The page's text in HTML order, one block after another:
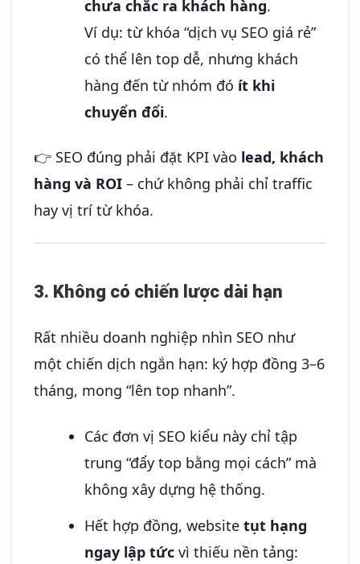
chưa chắc ra khách hàng.
Ví dụ: từ khóa “dịch vụ SEO giá rẻ”
có thể lên top dễ, nhưng khách
hàng đến từ nhóm đó ít khi
chuyển đổi.
👉 SEO đúng phải đặt KPI vào lead, khách
hàng và ROI – chứ không phải chỉ traffic
hay vị trí từ khóa.
3. Không có chiến lược dài hạn
Rất nhiều doanh nghiệp nhìn SEO như
một chiến dịch ngắn hạn: ký hợp đồng 3–6
tháng, mong “lên top nhanh”.
Các đơn vị SEO kiểu này chỉ tập
trung “đẩy top bằng mọi cách” mà
không xây dựng hệ thống.
Hết hợp đồng, websitetụt hạng
ngay lập tức vì thiếu nền tảng: